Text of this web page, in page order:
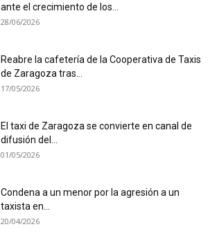
ante el crecimiento de los...
28/06/2026
Reabre la cafetería de la Cooperativa de Taxis
de Zaragoza tras...
17/05/2026
El taxi de Zaragoza se convierte en canal de
difusión del...
01/05/2026
Condena a un menor por la agresión a un
taxista en...
20/04/2026